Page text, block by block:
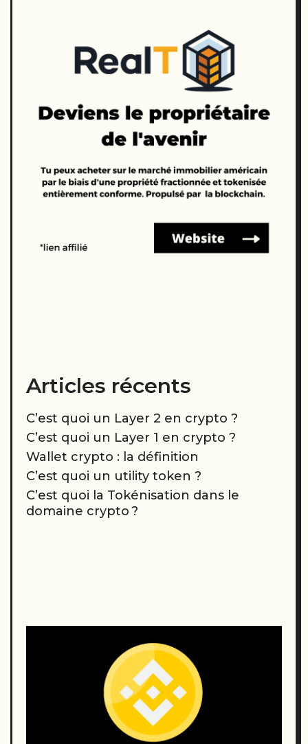
Articles récents
C’est quoi un Layer 2 en crypto ?
C’est quoi un Layer 1 en crypto ?
Wallet crypto : la définition
C’est quoi un utility token ?
C’est quoi la Tokénisation dans le
domaine crypto ?